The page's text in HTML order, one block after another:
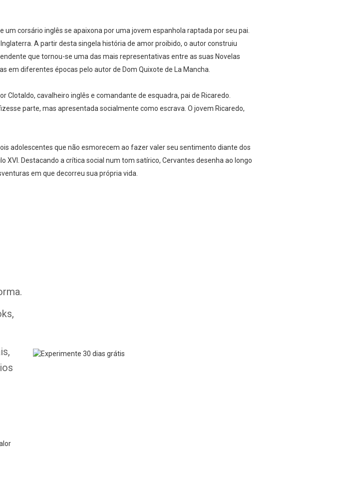
um corsário inglês se apaixona por uma jovem espanhola raptada por seu pai.
A partir desta singela história de amor proibido, o autor construiu
que tornou-se uma das mais representativas entre as suas Novelas
em diferentes épocas pelo autor de Dom Quixote de La Mancha.
Clotaldo, cavalheiro inglês e comandante de esquadra, pai de Ricaredo.
parte, mas apresentada socialmente como escrava. O jovem Ricaredo,
adolescentes que não esmorecem ao fazer valer seu sentimento diante dos
Destacando a crítica social num tom satírico, Cervantes desenha ao longo
em que decorreu sua própria vida.